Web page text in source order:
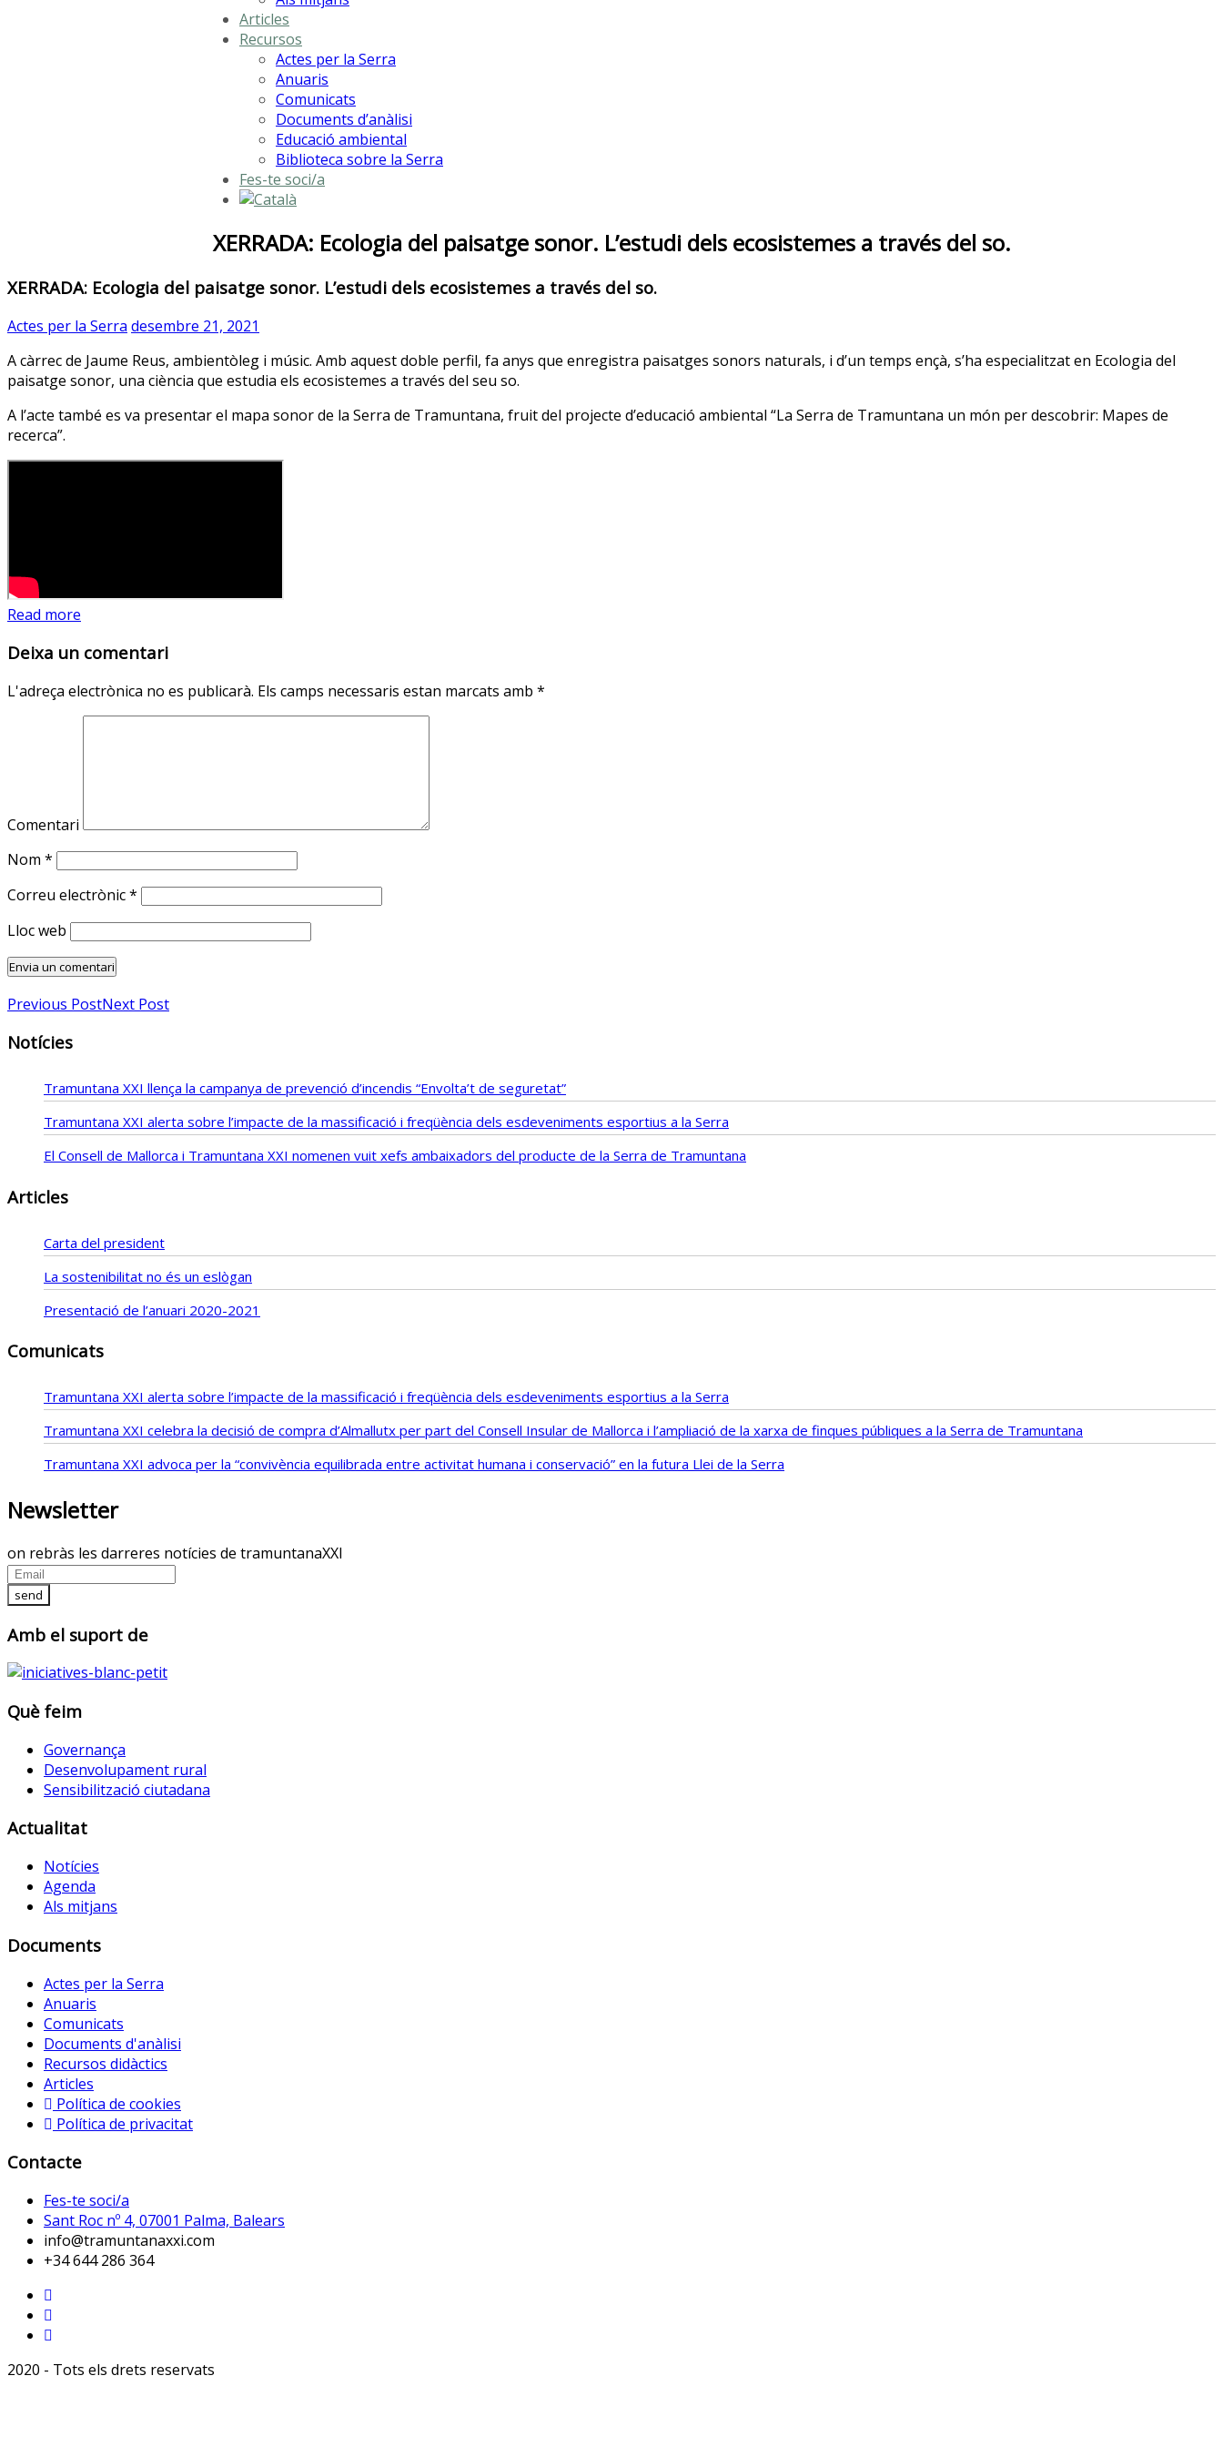
Articles
Recursos
Actes per la Serra
Anuaris
Comunicats
Documents d’anàlisi
Educació ambiental
Biblioteca sobre la Serra
Fes-te soci/a
XERRADA: Ecologia del paisatge sonor. L’estudi dels ecosistemes a través del so.
XERRADA: Ecologia del paisatge sonor. L’estudi dels ecosistemes a través del so.
Actes per la Serra desembre 21, 2021
A càrrec de Jaume Reus, ambientòleg i músic. Amb aquest doble perfil, fa anys que enregistra paisatges sonors naturals, i d’un temps ençà, s’ha especialitzat en Ecologia del
paisatge sonor, una ciència que estudia els ecosistemes a través del seu so.
A l’acte també es va presentar el mapa sonor de la Serra de Tramuntana, fruit del projecte d’educació ambiental “La Serra de Tramuntana un món per descobrir: Mapes de
recerca”.
Read more
Deixa un comentari
L'adreça electrònica no es publicarà. Els camps necessaris estan marcats amb *
Comentari
Nom *
Correu electrònic*
Lloc web
Previous PostNext Post
Notícies
Tramuntana XXI llença la campanya de prevenció d’incendis “Envolta’t de seguretat”
Tramuntana XXI alerta sobre l’impacte de la massificació i freqüència dels esdeveniments esportius a la Serra
El Consell de Mallorca i Tramuntana XXI nomenen vuit xefs ambaixadors del producte de la Serra de Tramuntana
Articles
Carta del president
La sostenibilitat no és un eslògan
Presentació de l’anuari 2020-2021
Comunicats
Tramuntana XXI alerta sobre l’impacte de la massificació i freqüència dels esdeveniments esportius a la Serra
Tramuntana XXI celebra la decisió de compra d’Almallutx per part del Consell Insular de Mallorca i l’ampliació de la xarxa de finques públiques a la Serra de Tramuntana
Tramuntana XXI advoca per la “convivència equilibrada entre activitat humana i conservació” en la futura Llei de la Serra
Newsletter
on rebràs les darreres notícies de tramuntanaXXI
Amb el suport de
Què feim
Governança
Desenvolupament rural
Sensibilització ciutadana
Actualitat
Notícies
Agenda
Als mitjans
Documents
Actes per la Serra
Anuaris
Comunicats
Documents d'anàlisi
Recursos didàctics
Articles
Política de cookies
Política de privacitat
Contacte
Fes-te soci/a
Sant Roc nº 4, 07001 Palma, Balears
info@tramuntanaxxi.com
+34 644 286 364
2020 - Tots els drets reservats